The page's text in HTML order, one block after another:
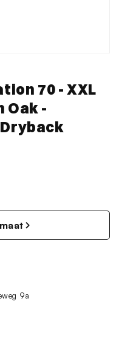
70 - XXL
Oak -
Dryback
9a